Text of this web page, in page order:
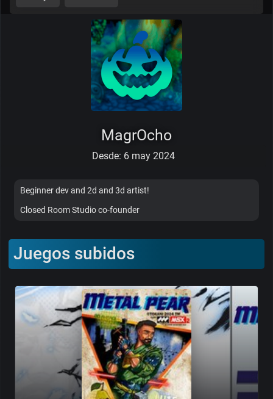
MagrOcho
Desde: 6 may 2024
Beginner dev and 2d and 3d artist!
Closed Room Studio co-founder
Juegos subidos